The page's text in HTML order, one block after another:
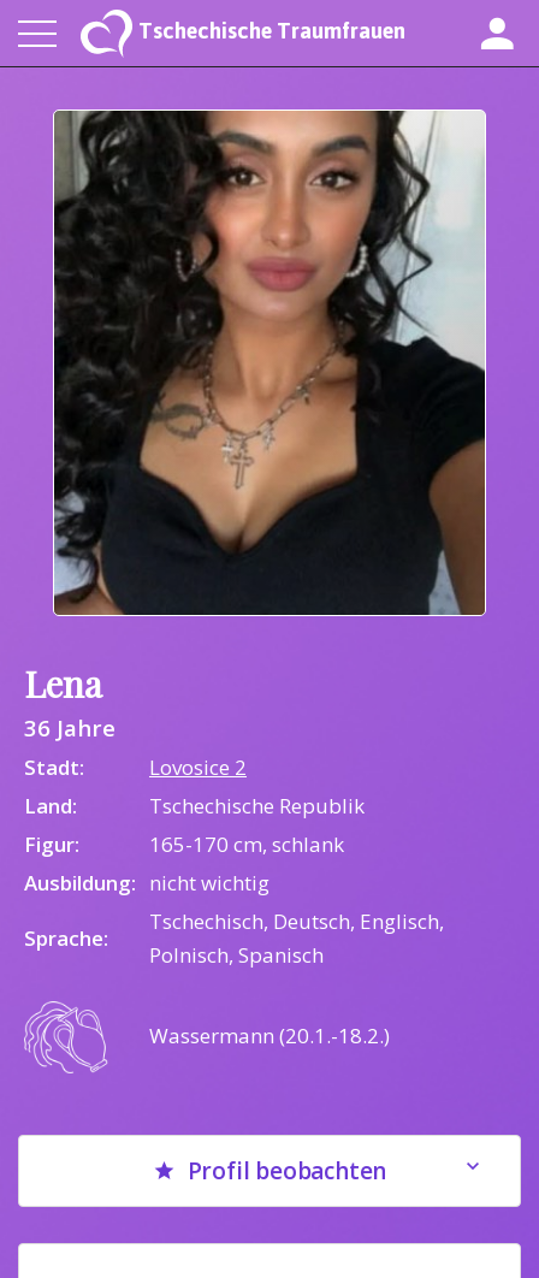
Tschechische Traumfrauen
Lena
36 Jahre
Stadt:
Lovosice 2
Land:
Tschechische Republik
Figur:
165-170 cm, schlank
Ausbildung: nicht wichtig
Sprache:
Tschechisch, Deutsch, Englisch,
Polnisch, Spanisch
Wassermann (20.1.-18.2.)
Profil beobachten